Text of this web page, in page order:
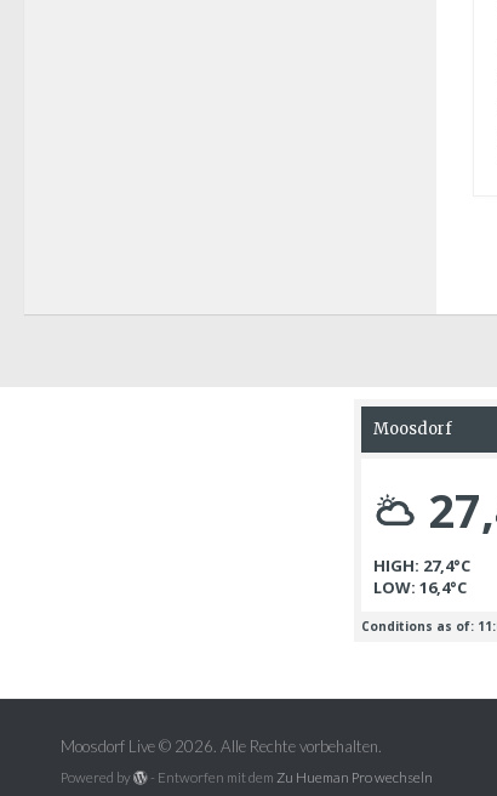
Moosdorf Live © 2026. Alle Rechte vorbehalten.
Powered by - Entworfen mit dem Zu Hueman Pro wechseln